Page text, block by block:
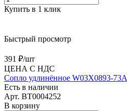
Купить в 1 клик
Быстрый просмотр
391 ₽/шт
ЦЕНА С НДС
Сопло удлинённое W03X0893-73A
Есть в наличии
Арт. BT0004252
В корзину